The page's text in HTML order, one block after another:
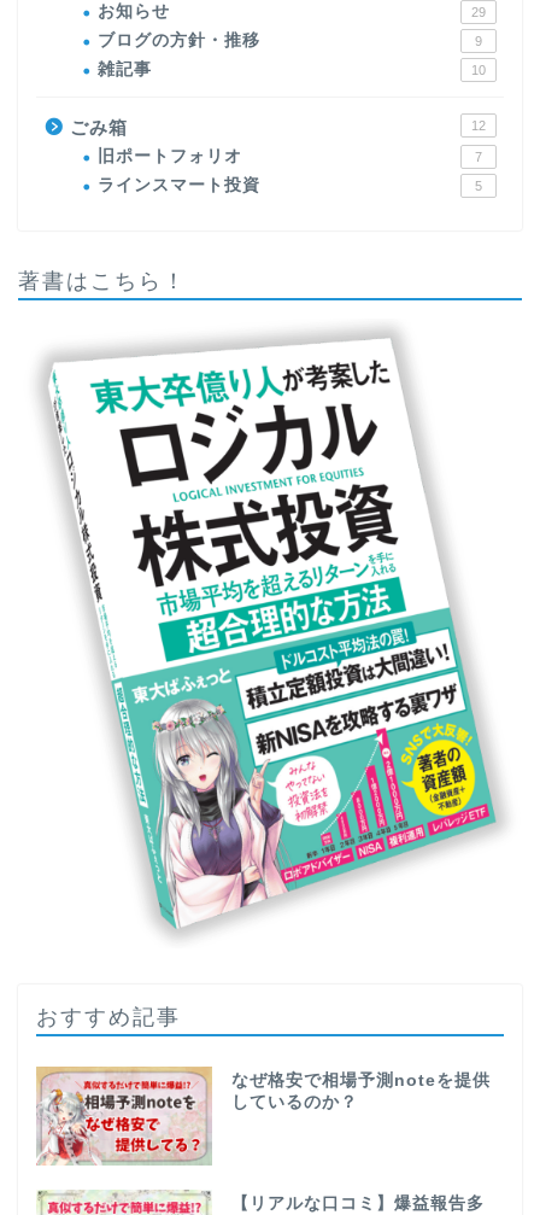
お知らせ 29
ブログの方針・推移 9
雑記事 10
ごみ箱 12
旧ポートフォリオ 7
ラインスマート投資 5
著書はこちら！
おすすめ記事
なぜ格安で相場予測noteを提供
しているのか？
【リアルな口コミ】爆益報告多